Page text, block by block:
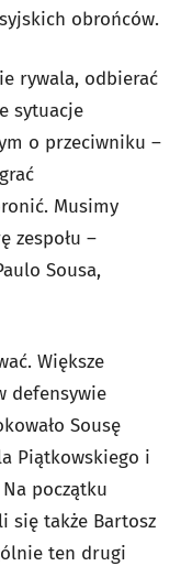
obrońców.
rywala, odbierać
sytuacje
o przeciwniku –
Musimy
zespołu –
Sousa,
Większe
defensywie
Sousę
Piątkowskiego i
początku
się także Bartosz
ten drugi